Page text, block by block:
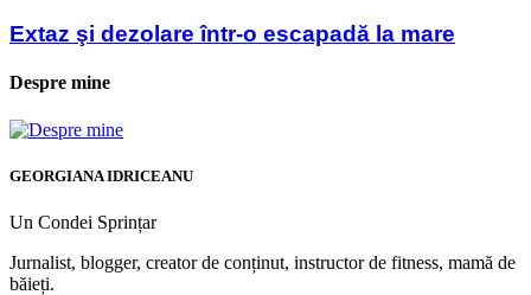
Extaz şi dezolare într-o escapadă la mare
Despre mine
GEORGIANA IDRICEANU
Un Condei Sprințar
Jurnalist, blogger, creator de conținut, instructor de fitness, mamă de
băieți.